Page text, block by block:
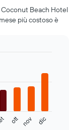
Beach Hotel
più costoso è
ott nov dic